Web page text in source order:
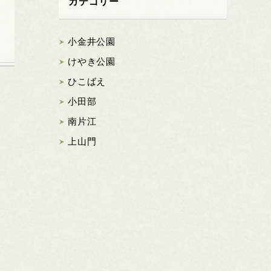
小金井公園
けやき公園
ひこばえ
小田部
南片江
上山門